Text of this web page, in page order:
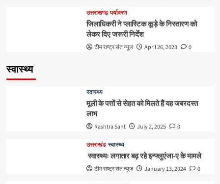
उत्तराखण्ड पर्यावरण
जिलाधिकरी ने प्लास्टिक कूड़े के निस्तारण को
लेकर दिए जरूरी निर्देश
टीम राष्ट्र संत न्यूज April 26, 2023 0
स्वास्थ्य
स्वास्थ्य
मूली के पत्तों से सेहत को मिलते हैं यह जबरदस्त
लाभ
Rashtra Sant July 2, 2025 0
उत्तराखंड स्वास्थ्य
स्वास्थ्यः लगातार बढ़ रहे इन्फ्लुएंजा-ए के मामले
टीम राष्ट्र संत न्यूज January 13, 2024 0